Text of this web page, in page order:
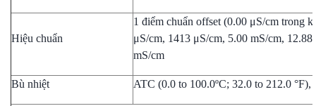
Hiệu chuẩn
1 điểm chuẩn offset (0.00 μS/cm trong
μS/cm, 1413 μS/cm, 5.00 mS/cm,
mS/cm
Bù nhiệt ATC (0.0 to 100.0ºC; 32.0 to 212.0 °F),